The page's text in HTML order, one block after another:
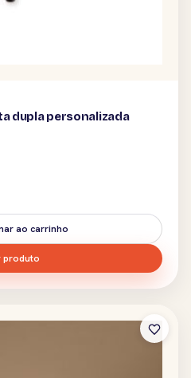
dupla personalizada
ao carrinho
produto